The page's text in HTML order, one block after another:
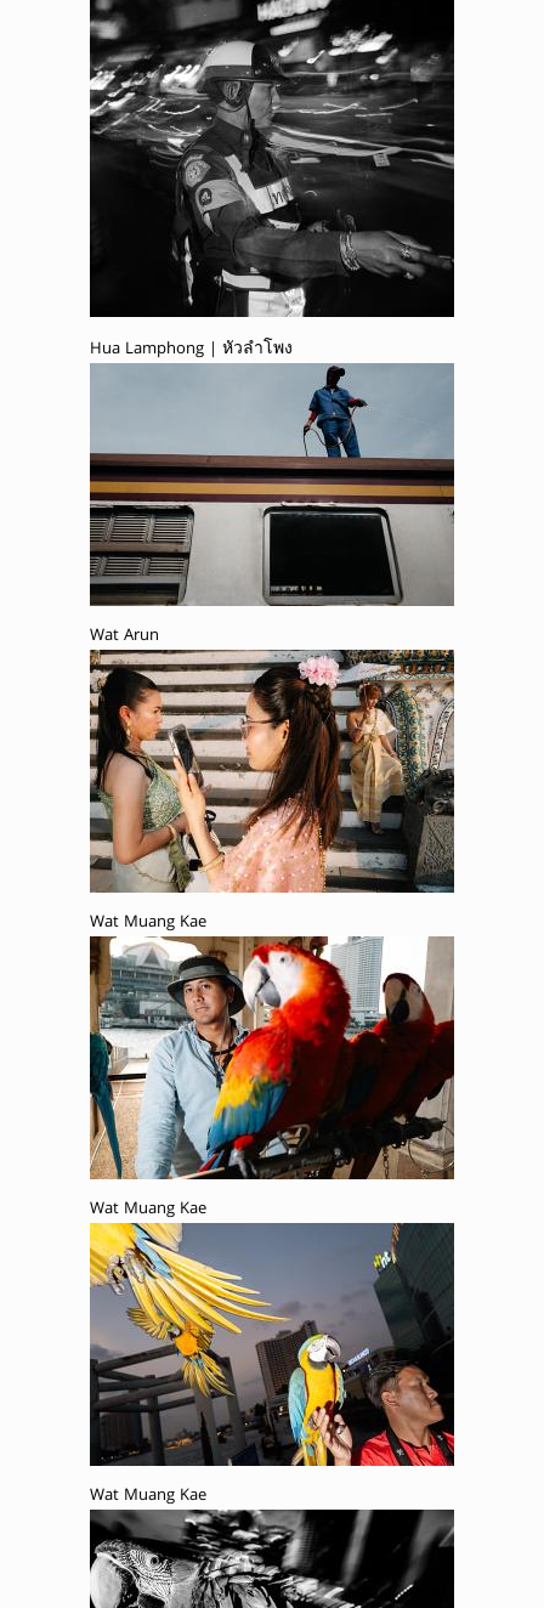
Hua Lamphong | หัวลำโพง
Wat Arun
Wat Muang Kae
Wat Muang Kae
Wat Muang Kae